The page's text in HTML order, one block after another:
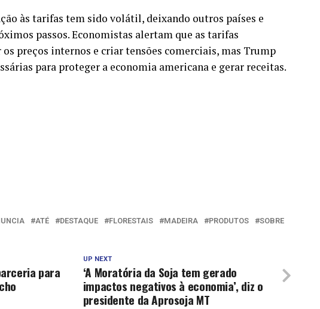
às tarifas tem sido volátil, deixando outros países e
passos. Economistas alertam que as tarifas
preços internos e criar tensões comerciais, mas Trump
para proteger a economia americana e gerar receitas.
ATÉ DESTAQUE FLORESTAIS MADEIRA PRODUTOS
SOBRE
UP NEXT
‘A Moratória da Soja tem gerado
impactos negativos à economia’, diz o
presidente da Aprosoja MT
para